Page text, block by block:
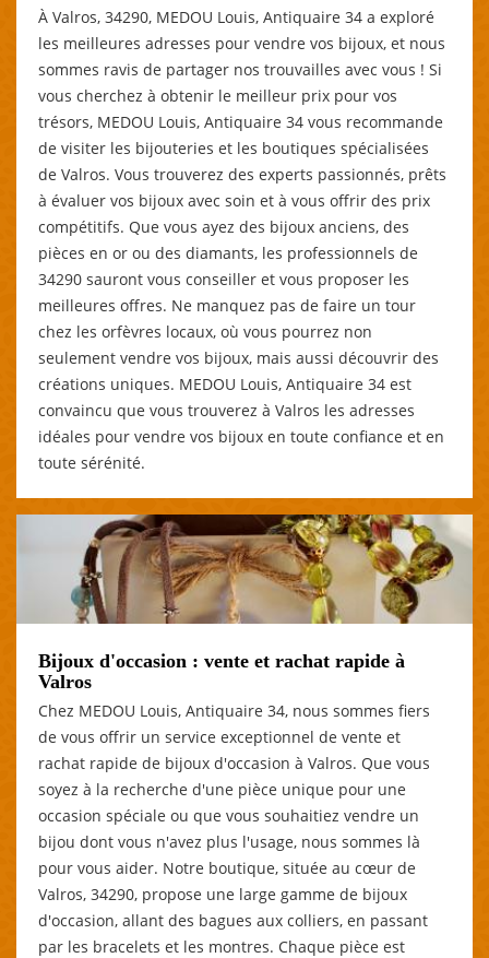
À Valros, 34290, MEDOU Louis, Antiquaire 34 a exploré
les meilleures adresses pour vendre vos bijoux, et nous
sommes ravis de partager nos trouvailles avec vous ! Si
vous cherchez à obtenir le meilleur prix pour vos
trésors, MEDOU Louis, Antiquaire 34 vous recommande
de visiter les bijouteries et les boutiques spécialisées
de Valros. Vous trouverez des experts passionnés, prêts
à évaluer vos bijoux avec soin et à vous offrir des prix
compétitifs. Que vous ayez des bijoux anciens, des
pièces en or ou des diamants, les professionnels de
34290 sauront vous conseiller et vous proposer les
meilleures offres. Ne manquez pas de faire un tour
chez les orfèvres locaux, où vous pourrez non
seulement vendre vos bijoux, mais aussi découvrir des
créations uniques. MEDOU Louis, Antiquaire 34 est
convaincu que vous trouverez à Valros les adresses
idéales pour vendre vos bijoux en toute confiance et en
toute sérénité.
Bijoux d'occasion : vente et rachat rapide à
Valros
Chez MEDOU Louis, Antiquaire 34, nous sommes fiers
de vous offrir un service exceptionnel de vente et
rachat rapide de bijoux d'occasion à Valros. Que vous
soyez à la recherche d'une pièce unique pour une
occasion spéciale ou que vous souhaitiez vendre un
bijou dont vous n'avez plus l'usage, nous sommes là
pour vous aider. Notre boutique, située au cœur de
Valros, 34290, propose une large gamme de bijoux
d'occasion, allant des bagues aux colliers, en passant
par les bracelets et les montres. Chaque pièce est